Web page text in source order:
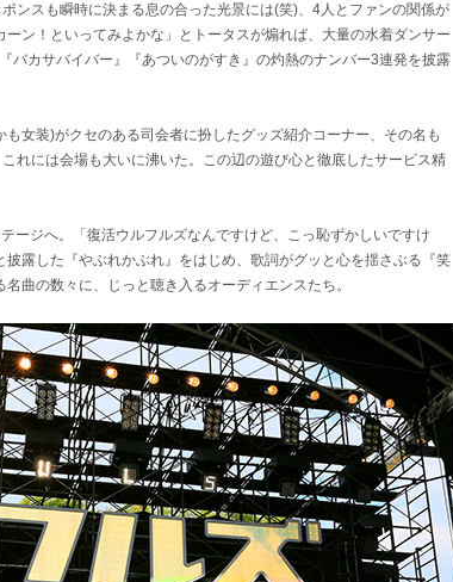
ンスも瞬時に決まる息の合った光景には(笑)、4人とファンの関係が
ン！といってみよかな」とトータスが煽れば、大量の水着ダンサー
カサバイバー』『あついのがすき』の灼熱のナンバー3連発を披露
女装)がクセのある司会者に扮したグッズ紹介コーナー、その名も
れには会場も大いに沸いた。この辺の遊び心と徹底したサービス精
ージへ。「復活ウルフルズなんですけど、こっ恥ずかしいですけ
露した『やぶれかぶれ』をはじめ、歌詞がグッと心を揺さぶる『笑
曲の数々に、じっと聴き入るオーディエンスたち。